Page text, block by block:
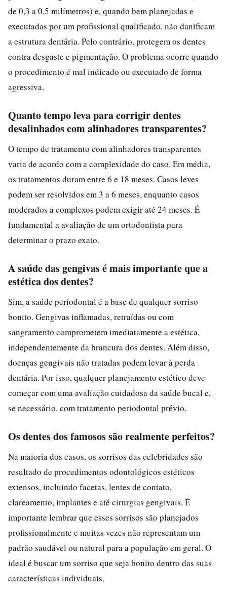
de 0,3 a 0,5 milímetros) e, quando bem planejadas e
executadas por um profissional qualificado, não danificam
a estrutura dentária. Pelo contrário, protegem os dentes
contra desgaste e pigmentação. O problema ocorre quando
o procedimento é mal indicado ou executado de forma
agressiva.
Quanto tempo leva para corrigir dentes
desalinhados com alinhadores transparentes?
O tempo de tratamento com alinhadores transparentes
varia de acordo com a complexidade do caso. Em média,
os tratamentos duram entre 6 e 18 meses. Casos leves
podem ser resolvidos em 3 a 6 meses, enquanto casos
moderados a complexos podem exigir até 24 meses. É
fundamental a avaliação de um ortodontista para
determinar o prazo exato.
A saúde das gengivas é mais importante que a
estética dos dentes?
Sim, a saúde periodontal é a base de qualquer sorriso
bonito. Gengivas inflamadas, retraídas ou com
sangramento comprometem imediatamente a estética,
independentemente da brancura dos dentes. Além disso,
doenças gengivais não tratadas podem levar à perda
dentária. Por isso, qualquer planejamento estético deve
começar com uma avaliação cuidadosa da saúde bucal e,
se necessário, com tratamento periodontal prévio.
Os dentes dos famosos são realmente perfeitos?
Na maioria dos casos, os sorrisos das celebridades são
resultado de procedimentos odontológicos estéticos
extensos, incluindo facetas, lentes de contato,
clareamento, implantes e até cirurgias gengivais. É
importante lembrar que esses sorrisos são planejados
profissionalmente e muitas vezes não representam um
padrão saudável ou natural para a população em geral. O
ideal é buscar um sorriso que seja bonito dentro das suas
características individuais.